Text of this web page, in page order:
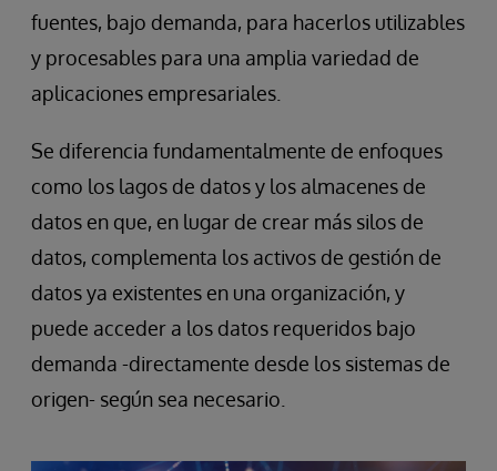
fuentes, bajo demanda, para hacerlos utilizables
y procesables para una amplia variedad de
aplicaciones empresariales.
Se diferencia fundamentalmente de enfoques
como los lagos de datos y los almacenes de
datos en que, en lugar de crear más silos de
datos, complementa los activos de gestión de
datos ya existentes en una organización, y
puede acceder a los datos requeridos bajo
demanda -directamente desde los sistemas de
origen- según sea necesario.